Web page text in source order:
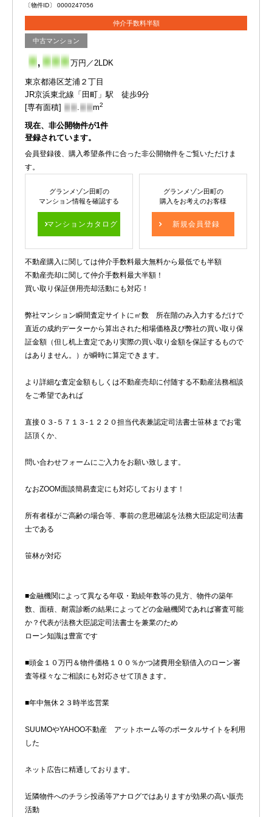
〔物件ID〕 0000247056
仲介手数料半額
中古マンション
- ,- - - 万円／2LDK
東京都港区芝浦２丁目
JR京浜東北線「田町」駅 徒歩9分
[専有面積] - - .- - m2
現在、非公開物件が1件
登録されています。
会員登録後、購入希望条件に合った非公開物件をご覧いただけま
す。
グランメゾン田町の
マンション情報を確認する
マンションカタログ
グランメゾン田町の
購入をお考えのお客様
新規会員登録
不動産購入に関しては仲介手数料最大無料から最低でも半額
不動産売却に関して仲介手数料最大半額！
買い取り保証併用売却活動にも対応！
弊社マンション瞬間査定サイトに㎡数 所在階のみ入力するだけで
直近の成約データーから算出された相場価格及び弊社の買い取り保
証金額（但し机上査定であり実際の買い取り金額を保証するもので
はありません。）が瞬時に算定できます。
より詳細な査定金額もしくは不動産売却に付随する不動産法務相談
をご希望であれば
直接０３-５７１３-１２２０担当代表兼認定司法書士笹林までお電
話頂くか、
問い合わせフォームにご入力をお願い致します。
なおZOOM面談簡易査定にも対応しております！
所有者様がご高齢の場合等、事前の意思確認を法務大臣認定司法書
士である
笹林が対応
■金融機関によって異なる年収・勤続年数等の見方、物件の築年
数、面積、耐震診断の結果によってどの金融機関であれば審査可能
か？代表が法務大臣認定司法書士を兼業のため
ローン知識は豊富です
■頭金１０万円＆物件価格１００％かつ諸費用全額借入のローン審
査等様々なご相談にも対応させて頂きます。
■年中無休２３時半迄営業
SUUMOやYAHOO不動産 アットホーム等のポータルサイトを利用
した
ネット広告に精通しております。
近隣物件へのチラシ投函等アナログではありますが効果の高い販売
活動